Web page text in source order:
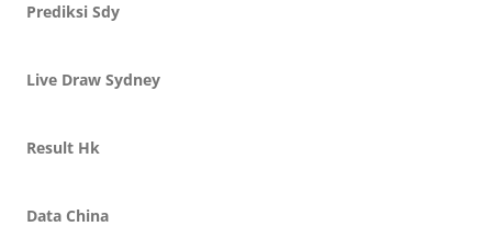
Prediksi Sdy
Live Draw Sydney
Result Hk
Data China